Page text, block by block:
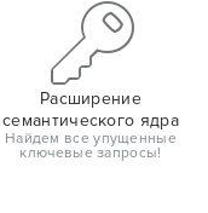
Расширение
семантического ядра
Найдем все упущенные
ключевые запросы!